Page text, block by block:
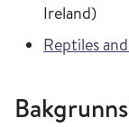
Ireland)
Reptiles